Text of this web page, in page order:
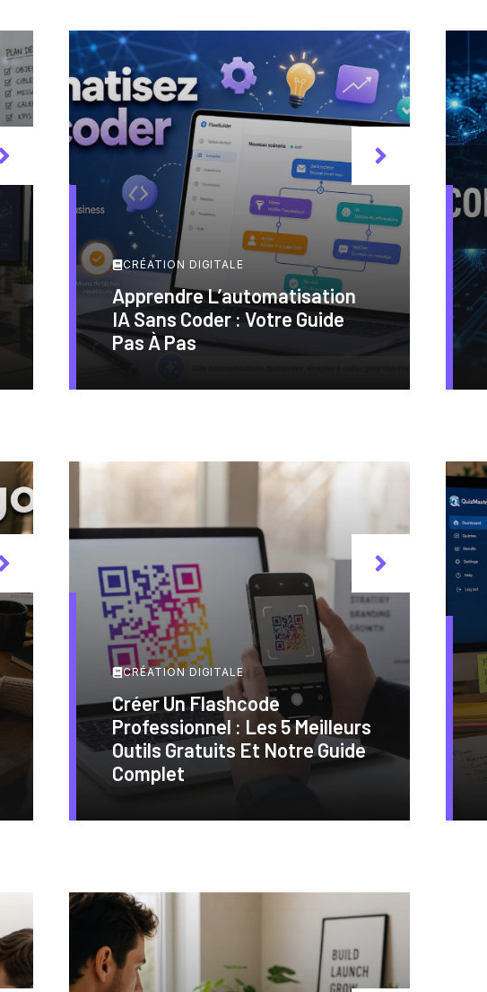
CRÉATION DIGITALE
Apprendre L’automatisation
IA Sans Coder : Votre Guide
Pas À Pas
CRÉATION DIGITALE
Créer Un Flashcode
Professionnel : Les 5 Meilleurs
Outils Gratuits Et Notre Guide
Complet